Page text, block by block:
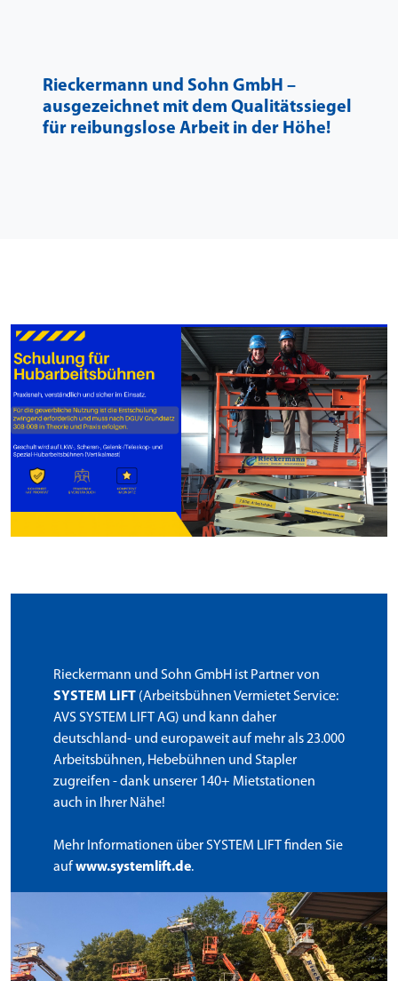
Rieckermann und Sohn GmbH –
ausgezeichnet mit dem Qualitätssiegel
für reibungslose Arbeit in der Höhe!
Rieckermann und Sohn GmbH ist Partner von
SYSTEM LIFT (Arbeitsbühnen Vermietet Service:
AVS SYSTEM LIFT AG) und kann daher
deutschland- und europaweit auf mehr als 23.000
Arbeitsbühnen, Hebebühnen und Stapler
zugreifen - dank unserer 140+ Mietstationen
auch in Ihrer Nähe!
Mehr Informationen über SYSTEM LIFT finden Sie
aufwww.systemlift.de.